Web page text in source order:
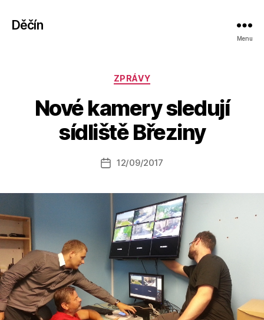
Děčín
Menu
Rubriky
ZPRÁVY
Nové kamery sledují
sídliště Březiny
Autor
příspěvku
u
t
o
a
s
o
Datum
12/09/2017